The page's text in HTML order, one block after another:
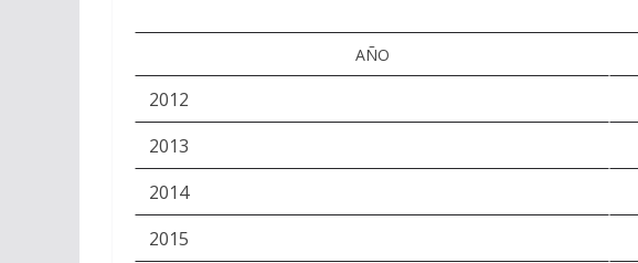
AÑO
2012
2013
2014
2015